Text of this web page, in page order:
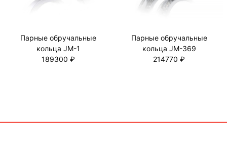
Парные обручальные
кольца JM-1
189300 ₽
Парные обручальные
кольца JM-369
214770 ₽